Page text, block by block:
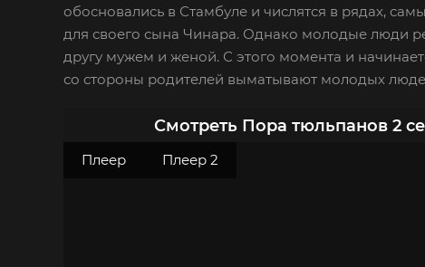
обосновались в Стамбуле и числятся в рядах,
для своего сына Чинара. Однако молодые люди
другу мужем и женой. С этого момента и
со стороны родителей выматывают молодых
Смотреть Пора тюльпанов 2
Плеер Плеер 2